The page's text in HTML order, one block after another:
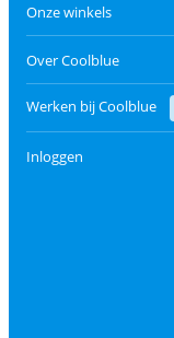
Onze winkels
Over Coolblue
Werken bij Coolblue
Inloggen